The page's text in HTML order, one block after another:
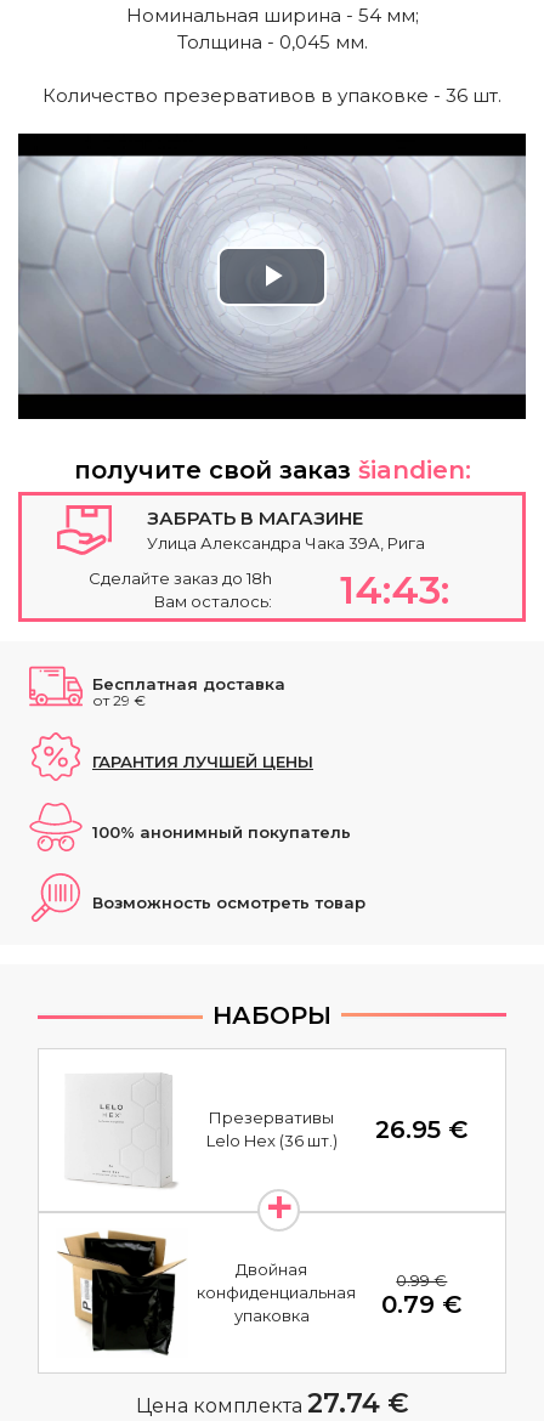
Номинальная ширина - 54 мм;
Толщина - 0,045 мм.
Количество презервативов в упаковке - 36 шт.
Play
Video
получите свой заказ šiandien:
ЗАБРАТЬ В МАГАЗИНЕ
Улица Александра Чака 39А, Рига
Сделайте заказ до 18h
Вам осталось:
14:43:
Бесплатная доставка
от 29 €
ГАРАНТИЯ ЛУЧШЕЙ ЦЕНЫ
100% анонимный покупатель
Возможность осмотреть товар
НАБОРЫ
Презервативы
Lelo Hex (36 шт.)
26.95 €
Двойная
конфиденциальная
упаковка
0.99 €
0.79 €
Цена комплекта 27.74 €